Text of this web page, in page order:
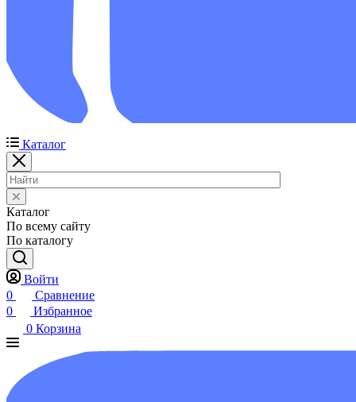
Каталог
Каталог
По всему сайту
По каталогу
Войти
0
Сравнение
0
Избранное
0 Корзина